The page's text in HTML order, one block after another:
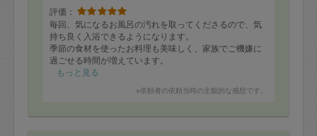
評価：
毎回、気になるお風呂の汚れを取ってくださるので、気
持ち良く入浴できるようになります。
季節の食材を使ったお料理も美味しく、家族でご機嫌に
過ごせる時間が増えています。
お料理後に作業台やコンロ周りを綺麗に拭いて下さり、
次回も楽しみにしています。
もっと見る
※依頼者の依頼当時の主観的な感想です。